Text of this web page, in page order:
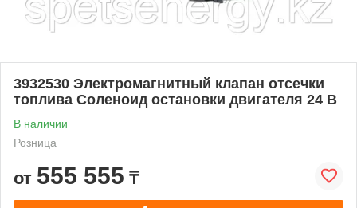
3932530 Электромагнитный клапан отсечки
топлива Соленоид остановки двигателя 24 В
В наличии
Розница
от 555 555 ₸